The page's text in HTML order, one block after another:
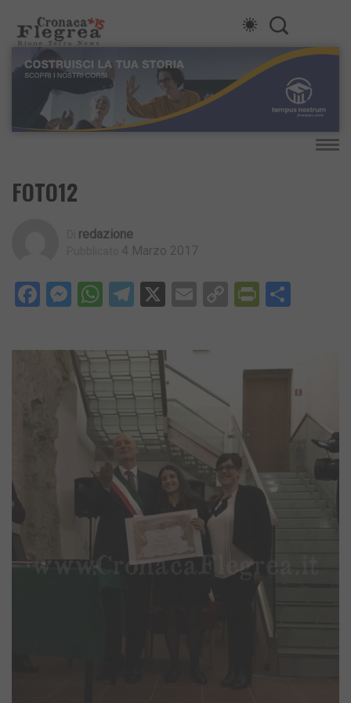
FOTO12
Redazione
4 Marzo 2017
Facebook
Messenger
WhatsApp
Telegram
X EmailCopy